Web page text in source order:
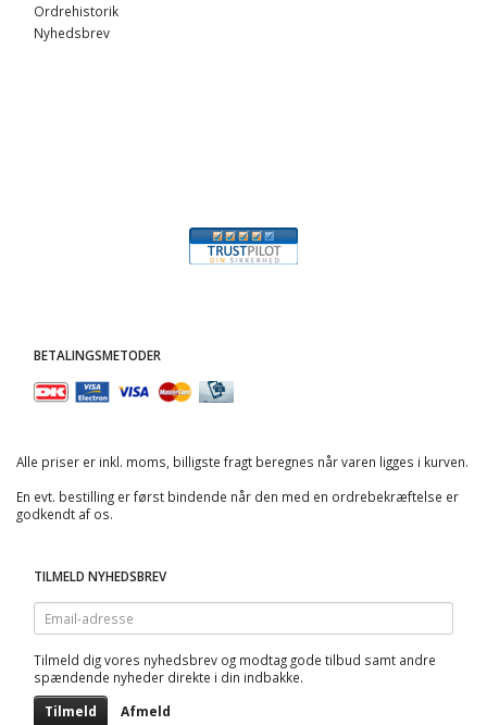
Ordrehistorik
Nyhedsbrev
BETALINGSMETODER
Alle priser er inkl. moms, billigste fragt beregnes når varen ligges i kurven.
En evt. bestilling er først bindende når den med en ordrebekræftelse er
godkendt af os.
TILMELD NYHEDSBREV
Email-
adresse
Tilmeld dig vores nyhedsbrev og modtag gode tilbud samt andre
spændende nyheder direkte i din indbakke.
Tilmeld Afmeld